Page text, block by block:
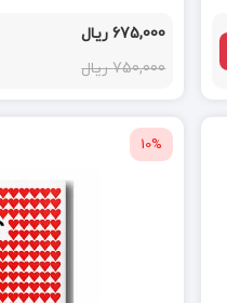
675,000 ریال
750,000 ریال
10%